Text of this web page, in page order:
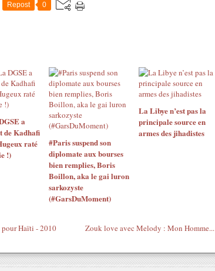
Repost 0
a
de Kadhafi
raté
!)
#Paris suspend son
diplomate aux bourses
bien remplies, Boris
Boillon, aka le gai luron
sarkozyste
(#GarsDuMoment)
La Libye n’est pas la
principale source en
armes des jihadistes
pour Haïti - 2010 Zouk love avec Melody : Mon Homme...